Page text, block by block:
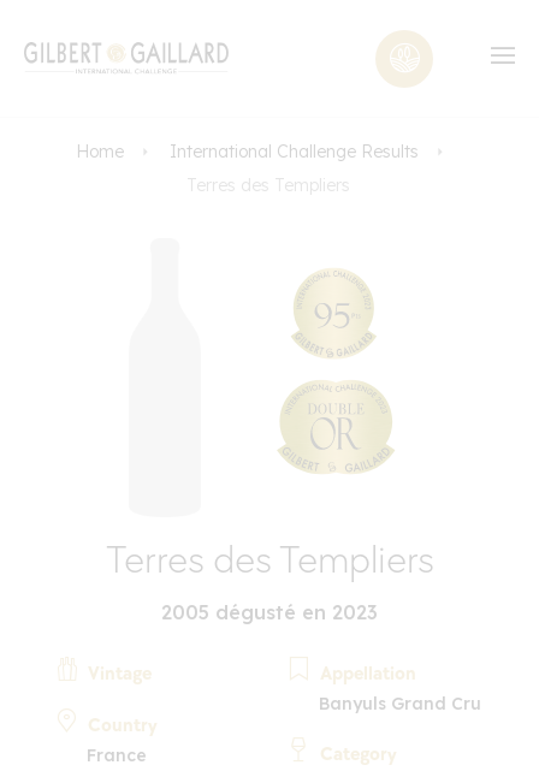
Home
International Challenge Results
Terres des Templiers
Terres des Templiers
2005 dégusté en 2023
Vintage
Country
France
Appellation
Banyuls Grand Cru
Category